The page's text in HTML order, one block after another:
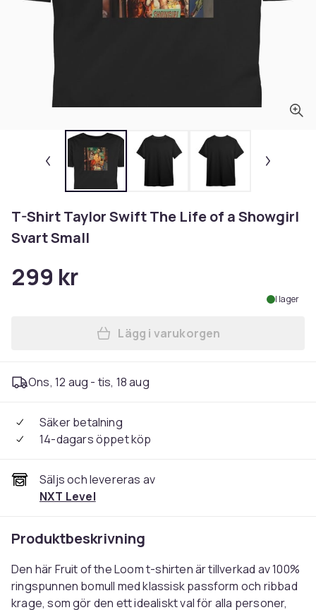
T-Shirt Taylor Swift The Life of a Showgirl
Svart Small
299 kr
I lager
Lägg i varukorgen
Ons, 12 aug - tis, 18 aug
Säker betalning
14-dagars öppet köp
Säljs och levereras av
NXT Level
Produktbeskrivning
Den här Fruit of the Loom t-shirten är tillverkad av 100%
ringspunnen bomull med klassisk passform och ribbad
krage, som gör den ett idealiskt val för alla personer,